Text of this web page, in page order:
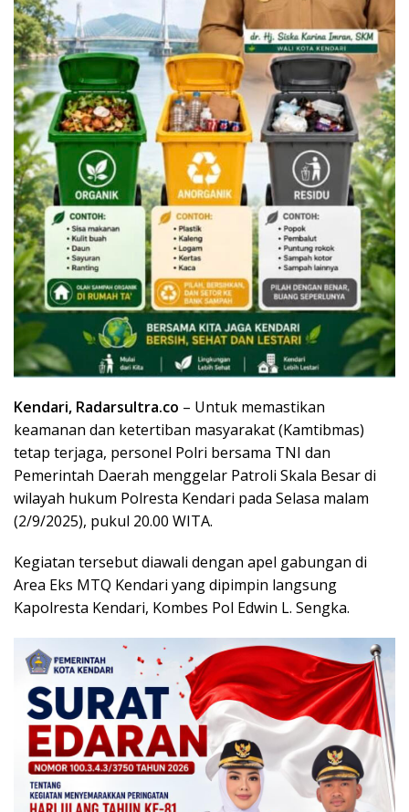
Kendari, Radarsultra.co – Untuk memastikan
keamanan dan ketertiban masyarakat (Kamtibmas)
tetap terjaga, personel Polri bersama TNI dan
Pemerintah Daerah menggelar Patroli Skala Besar di
wilayah hukum Polresta Kendari pada Selasa malam
(2/9/2025), pukul 20.00 WITA.
Kegiatan tersebut diawali dengan apel gabungan di
Area Eks MTQ Kendari yang dipimpin langsung
Kapolresta Kendari, Kombes Pol Edwin L. Sengka.